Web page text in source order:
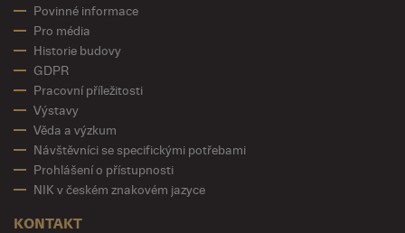
Povinné informace
Pro média
Historie budovy
GDPR
Pracovní příležitosti
Výstavy
Věda a výzkum
Návštěvníci se specifickými potřebami
Prohlášení o přístupnosti
NIK v českém znakovém jazyce
KONTAKT